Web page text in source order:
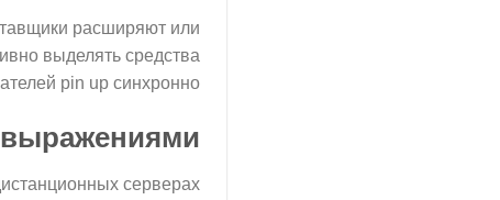
расширяют или
выделять средства
pin up синхронно.
выражениями
серверах